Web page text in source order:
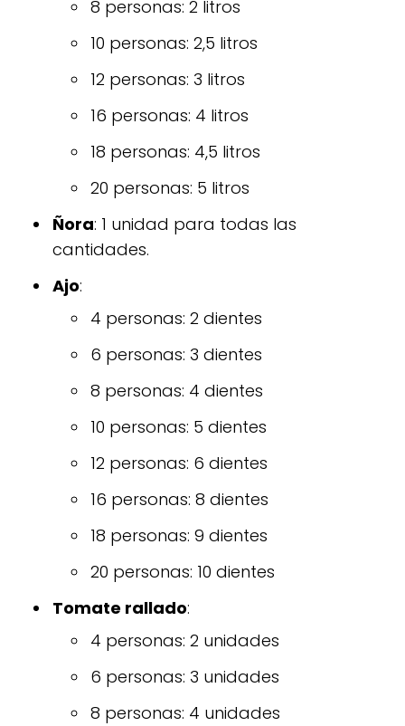
8 personas: 2 litros
10 personas: 2,5 litros
12 personas: 3 litros
16 personas: 4 litros
18 personas: 4,5 litros
20 personas: 5 litros
Ñora: 1 unidad para todas las
cantidades.
Ajo:
4 personas: 2 dientes
6 personas: 3 dientes
8 personas: 4 dientes
10 personas: 5 dientes
12 personas: 6 dientes
16 personas: 8 dientes
18 personas: 9 dientes
20 personas: 10 dientes
Tomate rallado:
4 personas: 2 unidades
6 personas: 3 unidades
8 personas: 4 unidades